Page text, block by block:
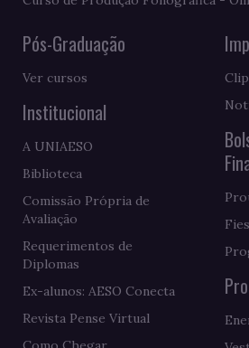
Pós-Graduação
Ver cursos
Institucional
A UNIAESO
Biblioteca
Comissão Própria de
Avaliação
Requerimentos de
Diplomas
Ex-alunos: AESO Conecta
Revista Pense Virtual
Fies